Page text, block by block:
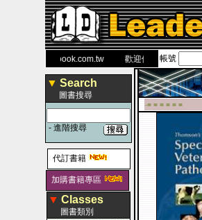
www.leaderbook.com.tw歡迎使用 國民旅遊卡！！
帳號
▼ Search
圖書搜尋
- 進階搜尋
代訂書籍
加購書籍專區
▼ Classes
圖書類別
-■ ■ ■ ■ ■ ■